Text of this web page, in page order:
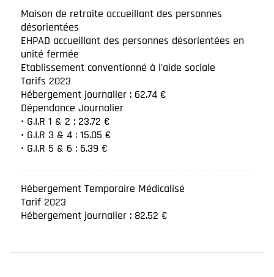
Maison de retraite accueillant des personnes
désorientées
EHPAD accueillant des personnes désorientées en
unité fermée
Etablissement conventionné à l'aide sociale
Tarifs 2023
Hébergement journalier : 62.74 €
Dépendance Journalier
• G.I.R 1 & 2 : 23.72 €
• G.I.R 3 & 4 : 15.05 €
• G.I.R 5 & 6 : 6.39 €
Hébergement Temporaire Médicalisé
Tarif 2023
Hébergement journalier : 82.52 €